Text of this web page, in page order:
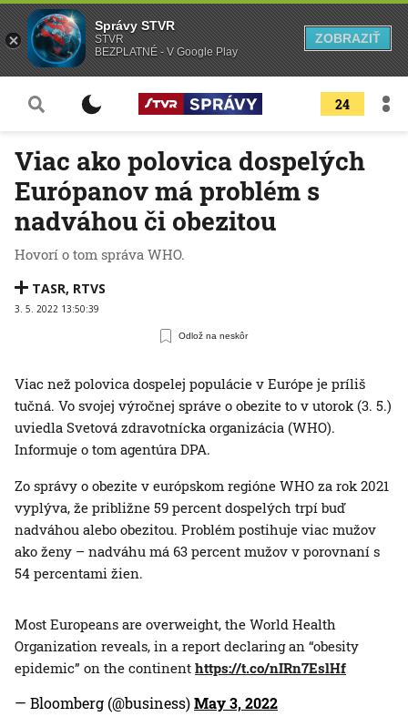
24
Viac ako polovica dospelých
Európanov má problém s
nadváhou či obezitou
Hovorí o tom správa WHO.
TASR, RTVS
3. 5. 2022 13:50:39
Odlož na neskôr
Viac než polovica dospelej populácie v Európe je príliš
tučná. Vo svojej výročnej správe o obezite to v utorok (3. 5.)
uviedla Svetová zdravotnícka organizácia (WHO).
Informuje o tom agentúra DPA.
Zo správy o obezite v európskom regióne WHO za rok 2021
vyplýva, že približne 59 percent dospelých trpí buď
nadváhou alebo obezitou. Problém postihuje viac mužov
ako ženy – nadváhu má 63 percent mužov v porovnaní s
54 percentami žien.
Most Europeans are overweight, the World Health
Organization reveals, in a report declaring an “obesity
epidemic” on the continent https://t.co/nIRn7EslHf
— Bloomberg (@business)May 3, 2022
Správy STVR
STVR
BEZPLATNÉ - V Google Play
ZOBRAZIŤ